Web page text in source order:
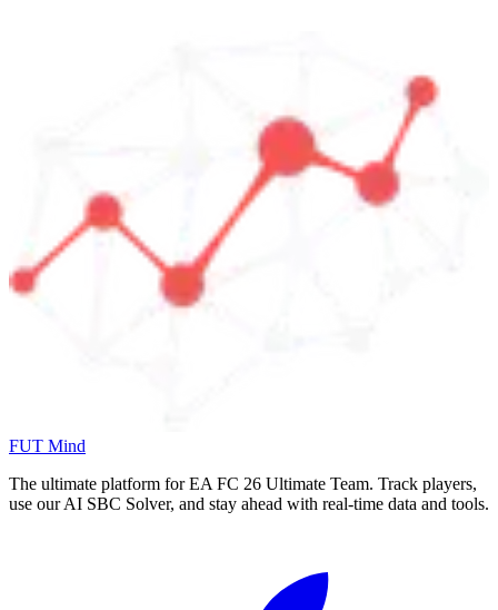
FUT Mind
The ultimate platform for EA FC 26 Ultimate Team. Track players,
use our AI SBC Solver, and stay ahead with real-time data and tools.